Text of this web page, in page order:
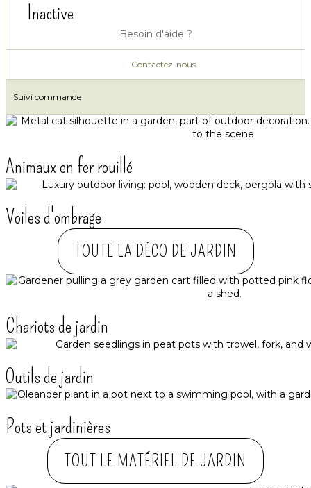
Inactive
Besoin d'aide ?
Contactez-nous
Suivi commande
Animaux en fer rouillé
Voiles d'ombrage
TOUTE LA DÉCO DE JARDIN
Chariots de jardin
Outils de jardin
Pots et jardinières
TOUT LE MATÉRIEL DE JARDIN